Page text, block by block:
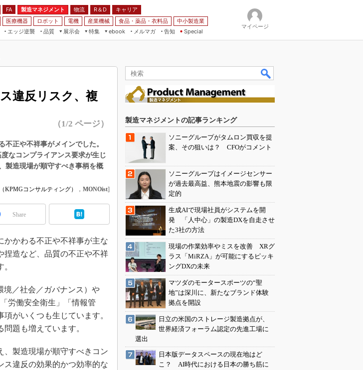
FA 製造マネジメント 物流 R＆D
キャリア
医療機器 ロボット 電機 産業機械 食品・薬品・衣料品
中小製造業
エッジ逆襲 品質
展示会
ールド
特集
るクルマ
込みモデリング
Embedded
計ツール
ンタ
ルツインとCAE
ストリー4.0
ベーション
ビッグデータ
インジャパン
場
ネジメント
産
ebook
FA
メルマガ
告知 Special
マイページ
違反リスク、複
（1/2 ページ）
正や不祥事がメインでした。
なコンプライアンス要求が生じ
製造現場が順守すべき事柄を概
KPMGコンサルティング） ， MONOist]
Share
かわる不正や不祥事が主な
捏造など、品質の不正や不祥
／社会／ガバナンス）や
労働安全衛生」「情報管
がいくつも生じています。
題も増えています。
製造現場が順守すべきコン
ス違反の効果的かつ効率的な
製造マネジメントの記事ランキング
ソニーグループがタムロン買収を提
案、その狙いは？ CFOがコメント
ソニーグループはイメージセンサー
が過去最高益、熊本地震の影響も限
定的
生成AIで現場社員がシステムを開
発 「人中心」の製造DXを自走させ
た3社の方法
現場の作業効率やミスを改善 XRグ
ラス「MiRZA」が可能にするピッキ
ングDXの未来
マツダのモータースポーツの“聖
地”は深川に、新たなブランド体験
拠点を開設
日立の米国のストレージ製造拠点が、
世界経済フォーラム認定の先進工場に
選出
日本版データスペースの現在地はど
こ？ AI時代における日本の勝ち筋に